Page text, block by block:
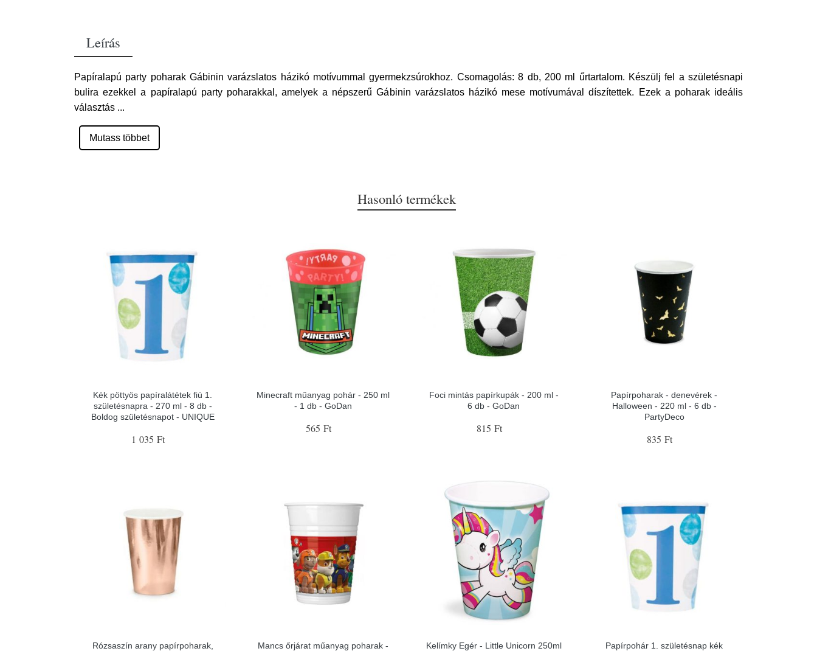
Leírás
Papíralapú party poharak Gábinin varázslatos házikó motívummal gyermekzsúrokhoz. Csomagolás: 8 db, 200 ml űrtartalom. Készülj fel a születésnapi
bulira ezekkel a papíralapú party poharakkal, amelyek a népszerű Gábinin varázslatos házikó mese motívumával díszítettek. Ezek a poharak ideális
választás ...
Mutass többet
Hasonló termékek
Kék pöttyös papíralátétek fiú 1.
születésnapra - 270 ml - 8 db -
Boldog születésnapot - UNIQUE
1 035 Ft
Minecraft műanyag pohár - 250 ml
- 1 db - GoDan
565 Ft
Foci mintás papírkupák - 200 ml -
6 db - GoDan
815 Ft
Papírpoharak - denevérek -
Halloween - 220 ml - 6 db -
PartyDeco
835 Ft
Rózsaszín arany papírpoharak,
Mancs őrjárat műanyag poharak -
Kelímky Egér - Little Unicorn 250ml
Papírpohár 1. születésnap kék